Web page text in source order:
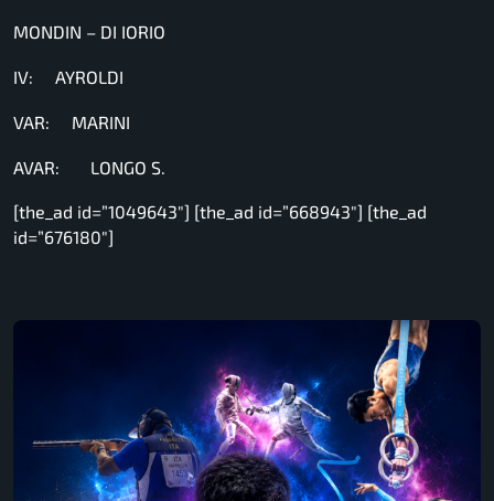
MONDIN – DI IORIO
IV: AYROLDI
VAR: MARINI
AVAR: LONGO S.
[the_ad id=”1049643″] [the_ad id=”668943″] [the_ad
id=”676180″]